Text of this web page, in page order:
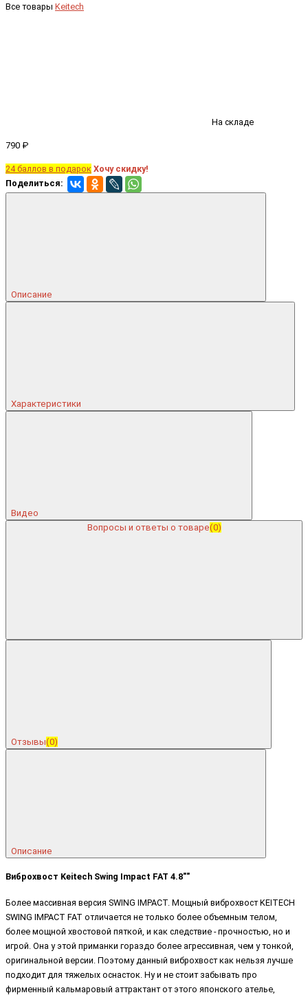
Все товары Keitech
На складе
790 ₽
24 баллов в подарок Хочу скидку!
Поделиться:
Описание
Характеристики
Видео
Вопросы и ответы о товаре(0)
Отзывы(0)
Описание
Виброхвост Keitech Swing Impact FAT 4.8""
Более массивная версия SWING IMPACT. Мощный виброхвост KEITECH
SWING IMPACT FAT отличается не только более объемным телом,
более мощной хвостовой пяткой, и как следствие - прочностью, но и
игрой. Она у этой приманки гораздо более агрессивная, чем у тонкой,
оригинальной версии. Поэтому данный виброхвост как нельзя лучше
подходит для тяжелых оснасток. Ну и не стоит забывать про
фирменный кальмаровый аттрактант от этого японского ателье,